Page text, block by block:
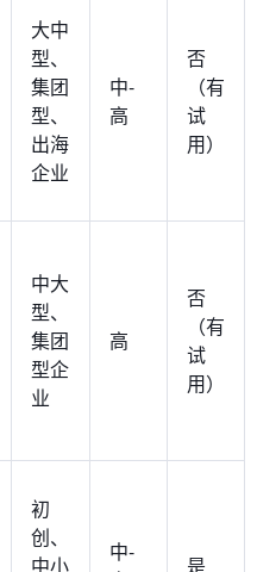
大中
型、
集团
型、
出海
企业
中-
高
否
（有
试
用）
中大
型、
集团
型企
业
高
否
（有
试
用）
初
创、
中小
中-
是